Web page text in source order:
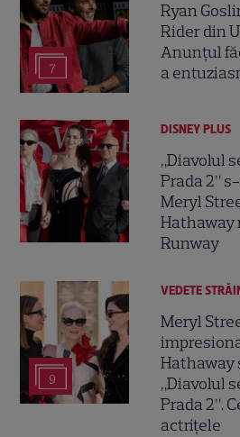
7
Ryan
Rider din
Anunțul
a
DISNEY PLUS
„Diavolul
Prada 2”
Meryl
Hathaway
Runway
9
VEDETE
Meryl
Hathaway
„Diavolul
Prada 2”.
actrițele